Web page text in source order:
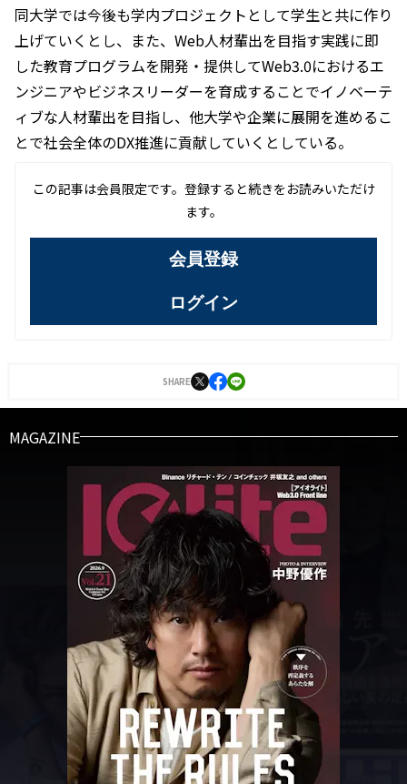
同大学では今後も学内プロジェクトとして学生と共に作り
上げていくとし、また、Web人材輩出を目指す実践に即
した教育プログラムを開発・提供してWeb3.0におけるエ
ンジニアやビジネスリーダーを育成することでイノベーテ
ィブな人材輩出を目指し、他大学や企業に展開を進めるこ
とで社会全体のDX推進に貢献していくとしている。
この記事は会員限定です。登録すると続きをお読みいただけ
ます。
会員登録
ログイン
SHARE
MAGAZINE